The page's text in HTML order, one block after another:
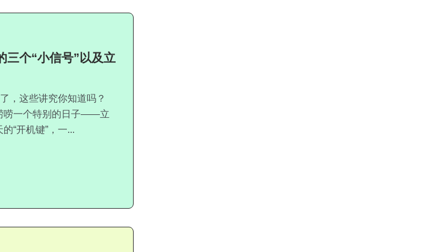
三个“小信号”以及立
，这些讲究你知道吗？
唠一个特别的日子——立
“开机键”，一...